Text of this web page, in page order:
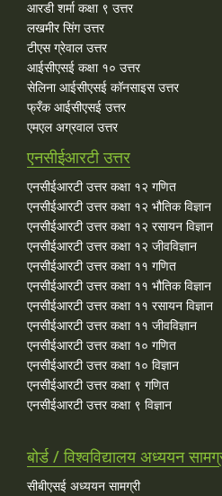
आरडी शर्मा कक्षा ९ उत्तर
लखमीर सिंग उत्तर
टीएस ग्रेवाल उत्तर
आईसीएसई कक्षा १० उत्तर
सेलिना आईसीएसई कॉनसाइस उत्तर
फ्रँक आईसीएसई उत्तर
एमएल अग्रवाल उत्तर
एनसीईआरटी उत्तर
एनसीईआरटी उत्तर कक्षा १२ गणित
एनसीईआरटी उत्तर कक्षा १२ भौतिक विज्ञान
एनसीईआरटी उत्तर कक्षा १२ रसायन विज्ञान
एनसीईआरटी उत्तर कक्षा १२ जीवविज्ञान
एनसीईआरटी उत्तर कक्षा ११ गणित
एनसीईआरटी उत्तर कक्षा ११ भौतिक विज्ञान
एनसीईआरटी उत्तर कक्षा ११ रसायन विज्ञान
एनसीईआरटी उत्तर कक्षा ११ जीवविज्ञान
एनसीईआरटी उत्तर कक्षा १० गणित
एनसीईआरटी उत्तर कक्षा १० विज्ञान
एनसीईआरटी उत्तर कक्षा ९ गणित
एनसीईआरटी उत्तर कक्षा ९ विज्ञान
बोर्ड / विश्वविद्यालय अध्ययन
सीबीएसई अध्ययन सामग्री